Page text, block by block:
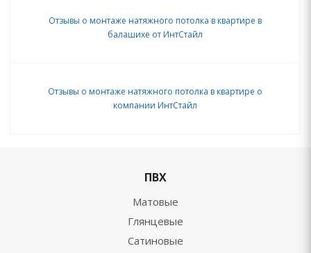
Отзывы о монтаже натяжного потолка в квартире в
балашихе от ИнтСтайл
Отзывы о монтаже натяжного потолка в квартире о
компании ИнтСтайл
ПВХ
Матовые
Глянцевые
Сатиновые